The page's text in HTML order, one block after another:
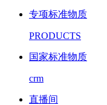
专项标准物质
PRODUCTS
国家标准物质
crm
直播间